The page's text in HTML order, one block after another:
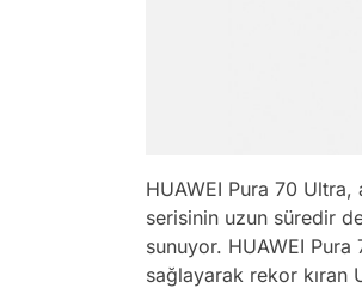
HUAWEI Pura 70 Ultra,
serisinin uzun süredir
sunuyor. HUAWEI
sağlayarak rekor kıran